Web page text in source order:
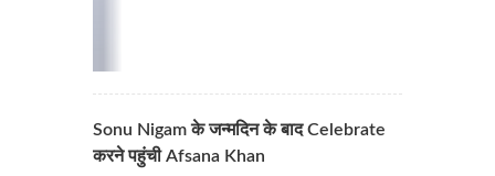
Sonu Nigam के जन्मदिन के बाद Celebrate
करने पहुंची Afsana Khan